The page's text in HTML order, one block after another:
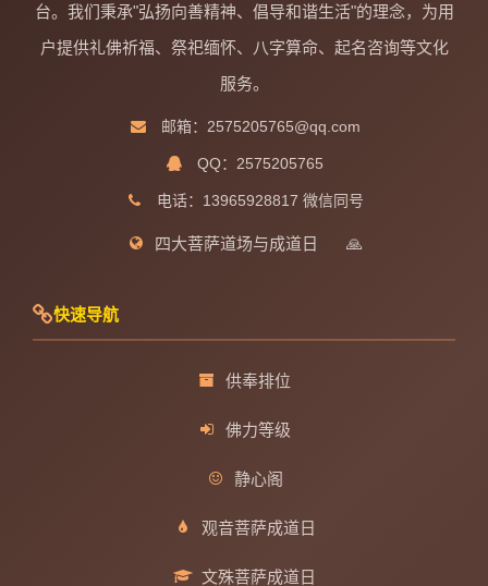
台。我们秉承"弘扬向善精神、倡导和谐生活"的理念，为用
户提供礼佛祈福、祭祀缅怀、八字算命、起名咨询等文化
服务。
邮箱：2575205765@qq.com
QQ：2575205765
电话：13965928817 微信同号
四大菩萨道场与成道日 🙏
快速导航
供奉排位
佛力等级
静心阁
观音菩萨成道日
文殊菩萨成道日